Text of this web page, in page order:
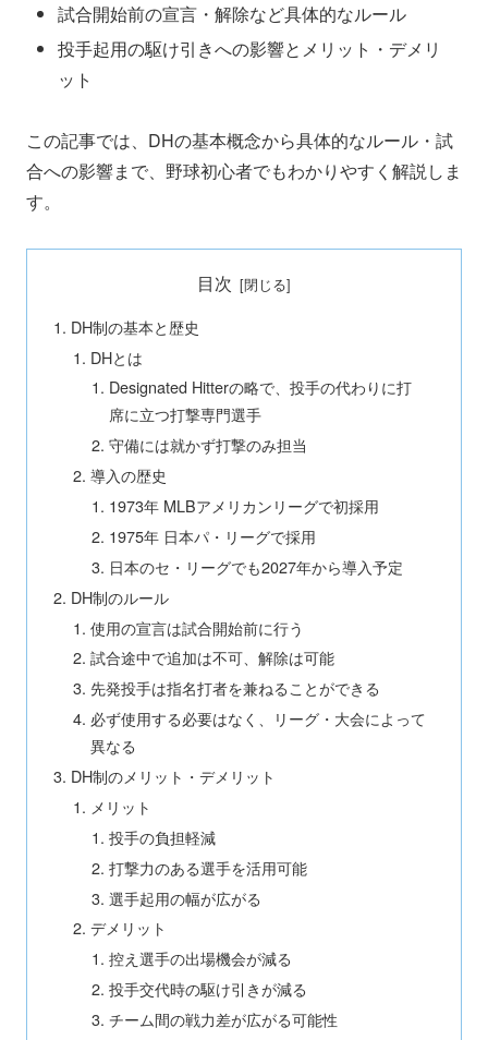
試合開始前の宣言・解除など具体的なルール
投手起用の駆け引きへの影響とメリット・デメリ
ット
この記事では、DHの基本概念から具体的なルール・試
合への影響まで、野球初心者でもわかりやすく解説しま
す。
目次
DH制の基本と歴史
DHとは
Designated Hitterの略で、投手の代わりに打
席に立つ打撃専門選手
守備には就かず打撃のみ担当
導入の歴史
1973年 MLBアメリカンリーグで初採用
1975年 日本パ・リーグで採用
日本のセ・リーグでも2027年から導入予定
DH制のルール
使用の宣言は試合開始前に行う
試合途中で追加は不可、解除は可能
先発投手は指名打者を兼ねることができる
必ず使用する必要はなく、リーグ・大会によって
異なる
DH制のメリット・デメリット
メリット
投手の負担軽減
打撃力のある選手を活用可能
選手起用の幅が広がる
デメリット
控え選手の出場機会が減る
投手交代時の駆け引きが減る
チーム間の戦力差が広がる可能性